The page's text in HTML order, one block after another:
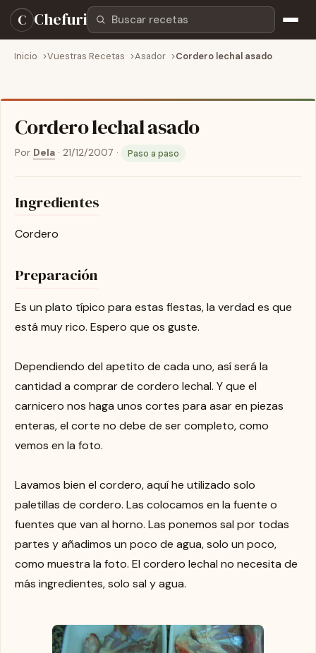
C ChefuriBuscar recetas
Inicio Vuestras Recetas Asador Cordero lechal asado
Cordero lechal asado
Por Dela · 21/12/2007 · Paso a paso
Ingredientes
Cordero
Preparación
Es un plato típico para estas fiestas, la verdad es que
está muy rico. Espero que os guste.
Dependiendo del apetito de cada uno, así será la
cantidad a comprar de cordero lechal. Y que el
carnicero nos haga unos cortes para asar en piezas
enteras, el corte no debe de ser completo, como
vemos en la foto.
Lavamos bien el cordero, aquí he utilizado solo
paletillas de cordero. Las colocamos en la fuente o
fuentes que van al horno. Las ponemos sal por todas
partes y añadimos un poco de agua, solo un poco,
como muestra la foto. El cordero lechal no necesita de
más ingredientes, solo sal y agua.